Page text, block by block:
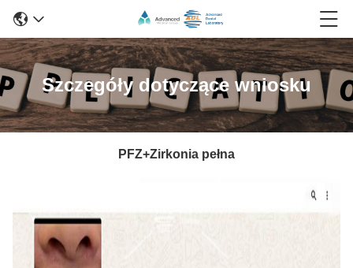
Szczegóły dotyczące wniosku
PFZ+Zirkonia pełna